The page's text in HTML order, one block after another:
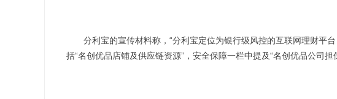
分利宝的宣传材料称，“分利宝定位为银行级风控的互联网理财平
括“名创优品店铺及供应链资源”，安全保障一栏中提及“名创优品公司担